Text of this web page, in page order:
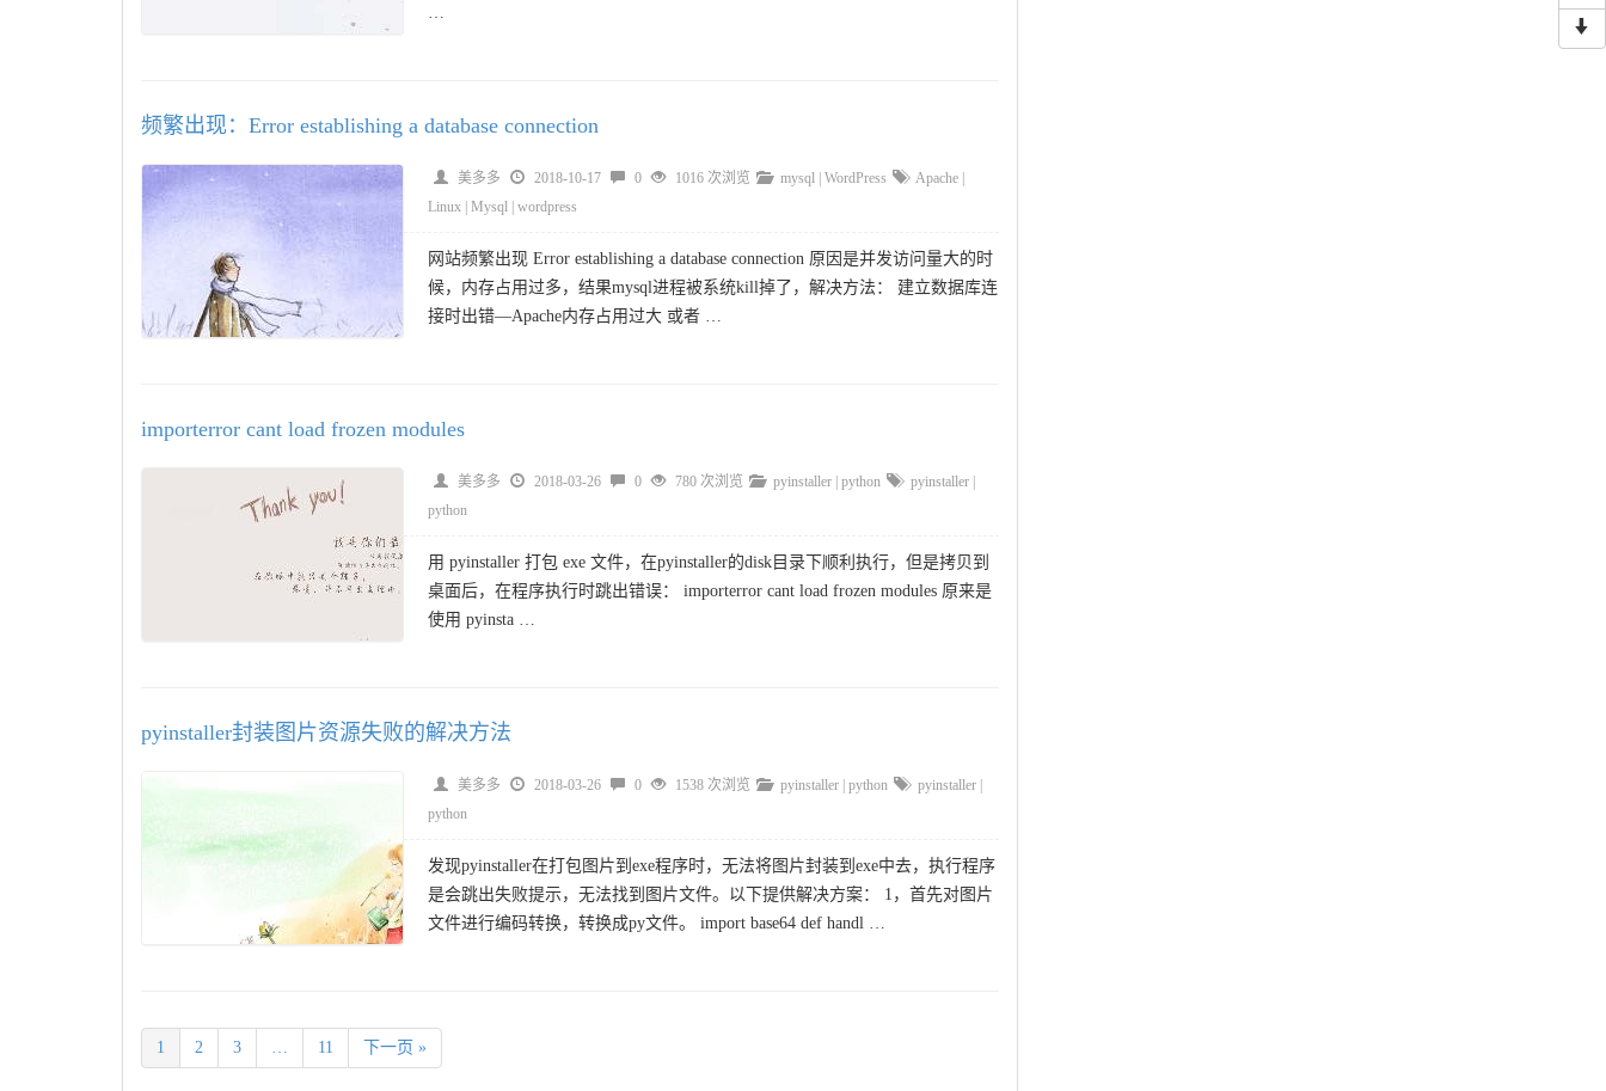
…
频繁出现：Error establishing a database connection
美多多 2018-10-17 0 1016 次浏览 mysql WordPress Apache
Linux Mysql wordpress
网站频繁出现 Error establishing a database connection 原因是并发访问量大的时
候，内存占用过多，结果mysql进程被系统kill掉了，解决方法： 建立数据库连
接时出错—Apache内存占用过大 或者 …
importerror cant load frozen modules
美多多 2018-03-26 0 780 次浏览 pyinstaller python pyinstaller
python
用 pyinstaller 打包 exe 文件，在pyinstaller的disk目录下顺利执行，但是拷贝到
桌面后，在程序执行时跳出错误： importerror cant load frozen modules 原来是
使用 pyinsta …
pyinstaller封装图片资源失败的解决方法
美多多 2018-03-26 0 1538 次浏览 pyinstaller python pyinstaller
python
发现pyinstaller在打包图片到exe程序时，无法将图片封装到exe中去，执行程序
是会跳出失败提示，无法找到图片文件。以下提供解决方案： 1，首先对图片
文件进行编码转换，转换成py文件。 import base64 def handl …
1 2 3 … 11 下一页 »